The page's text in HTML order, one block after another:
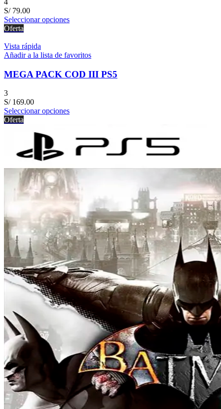
S/79.00
Seleccionar opciones
Oferta
Vista rápida
Añadir a la lista de favoritos
MEGA PACK COD III PS5
3
S/169.00
Seleccionar opciones
Oferta